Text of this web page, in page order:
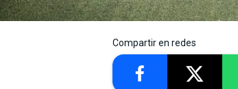
Compartir en redes